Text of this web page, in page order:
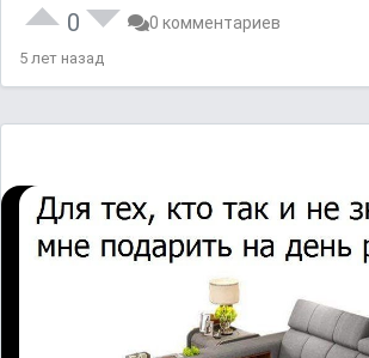
0 0 комментариев
5 лет назад